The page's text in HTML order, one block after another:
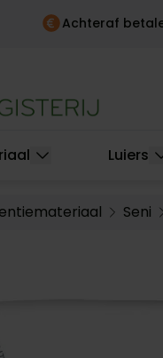
Achteraf
Luiers
Seni